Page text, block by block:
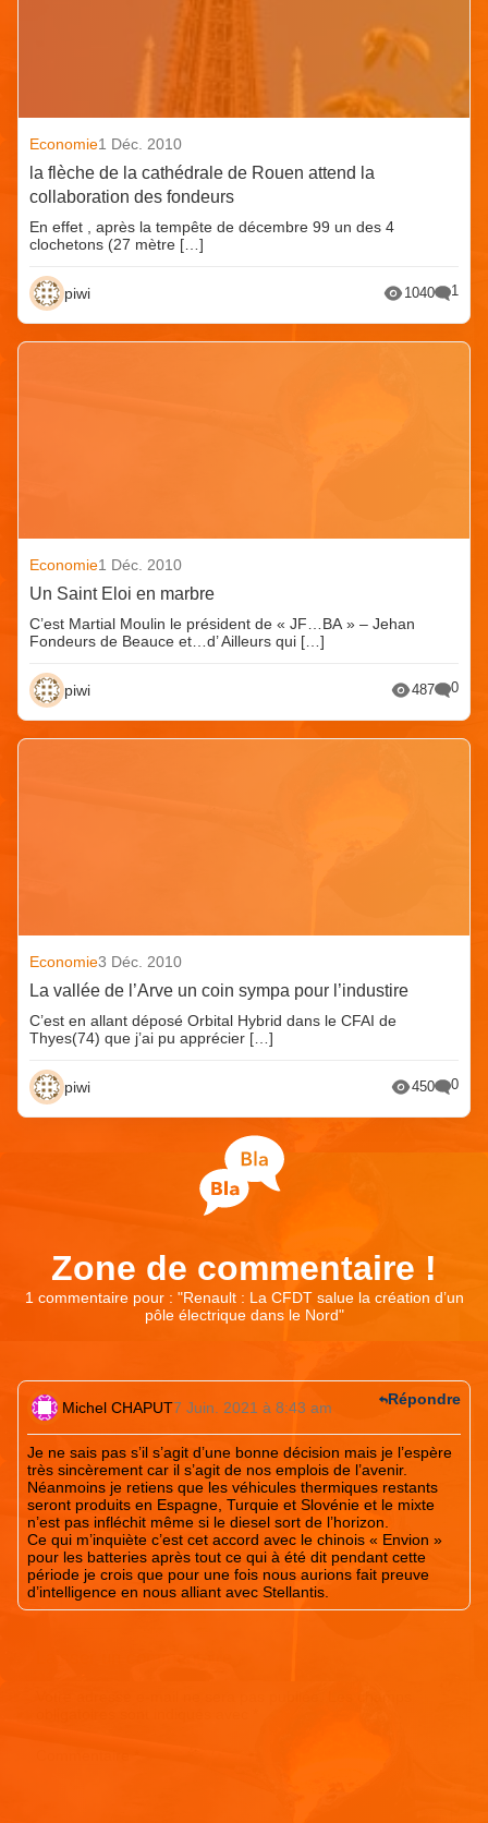
Economie1 Déc. 2010
la flèche de la cathédrale de Rouen attend la
collaboration des fondeurs
En effet , après la tempête de décembre 99 un des 4
clochetons (27 mètre […]
piwi 1040 1
Economie1 Déc. 2010
Un Saint Eloi en marbre
C’est Martial Moulin le président de « JF…BA » – Jehan
Fondeurs de Beauce et…d’ Ailleurs qui […]
piwi 487 0
Economie3 Déc. 2010
La vallée de l’Arve un coin sympa pour l’industire
C’est en allant déposé Orbital Hybrid dans le CFAI de
Thyes(74) que j’ai pu apprécier […]
piwi 450 0
Zone de commentaire !
1 commentaire pour : "Renault : La CFDT salue la création d’un
pôle électrique dans le Nord"
Michel CHAPUT7 Juin. 2021 à 8:43 am
Je ne sais pas s’il s’agit d’une bonne décision mais je l’espère
très sincèrement car il s’agit de nos emplois de l’avenir.
Néanmoins je retiens que les véhicules thermiques restants
seront produits en Espagne, Turquie et Slovénie et le mixte
n’est pas infléchit même si le diesel sort de l’horizon.
Ce qui m’inquiète c’est cet accord avec le chinois « Envion »
pour les batteries après tout ce qui à été dit pendant cette
période je crois que pour une fois nous aurions fait preuve
d’intelligence en nous alliant avec Stellantis.
Répondre